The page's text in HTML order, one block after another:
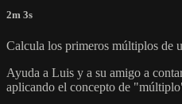
2m 3s
Calcula los primeros múltiplos de
Ayuda a Luis y a su amigo a
aplicando el concepto de